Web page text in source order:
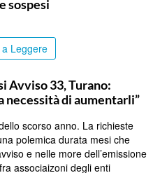
sospesi
Leggere
Avviso 33, Turano:
necessità di aumentarli”
scorso anno. La richieste
polemica durata mesi che
e nelle more dell’emissione
associaizoni degli enti